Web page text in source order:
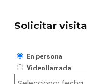
Solicitar visita
En persona
Videollamada